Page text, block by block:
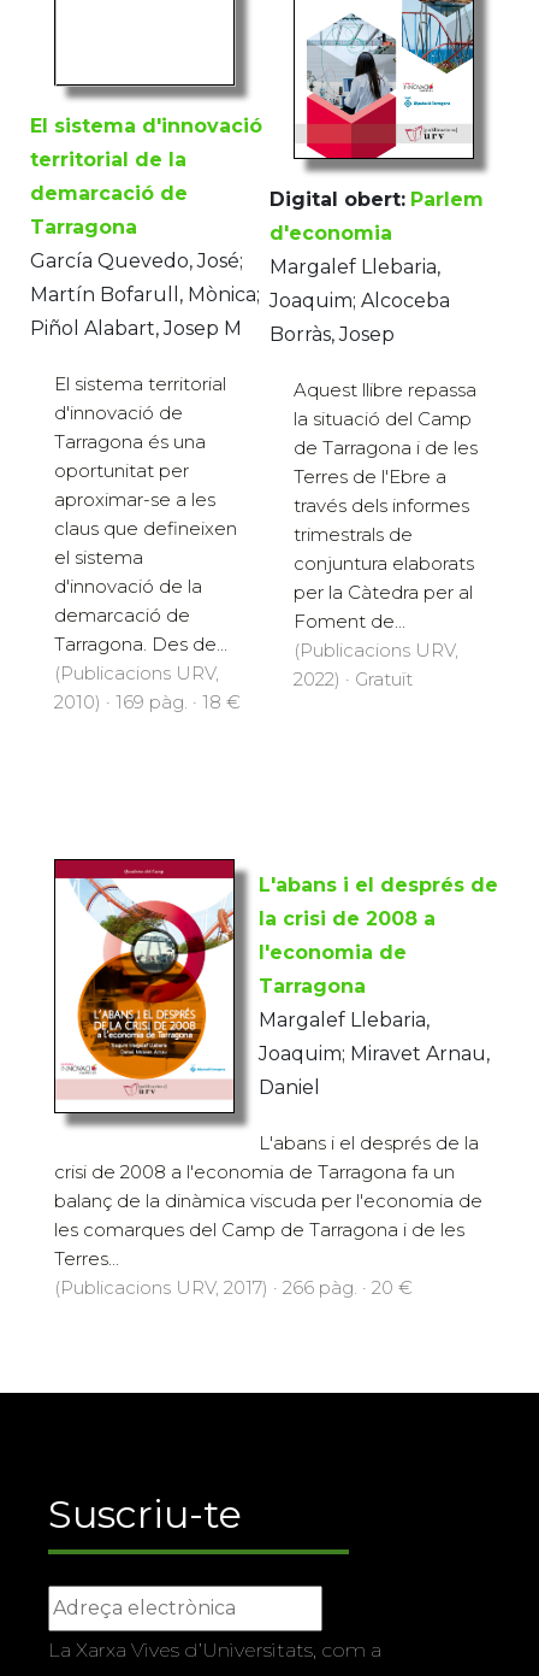
El sistema d'innovació
territorial de la
demarcació de
Tarragona
García Quevedo, José;
Martín Bofarull, Mònica;
Piñol Alabart, Josep M
El sistema territorial
d'innovació de
Tarragona és una
oportunitat per
aproximar-se a les
claus que defineixen
el sistema
d'innovació de la
demarcació de
Tarragona. Des de...
(Publicacions URV,
2010) · 169 pàg. · 18 €
Digital obert: Parlem
d'economia
Margalef Llebaria,
Joaquim; Alcoceba
Borràs, Josep
Aquest llibre repassa
la situació del Camp
de Tarragona i de les
Terres de l'Ebre a
través dels informes
trimestrals de
conjuntura elaborats
per la Càtedra per al
Foment de...
(Publicacions URV,
2022) · Gratuït
L'abans i el després de
la crisi de 2008 a
l'economia de
Tarragona
Margalef Llebaria,
Joaquim; Miravet Arnau,
Daniel
L'abans i el després de la
crisi de 2008 a l'economia de Tarragona fa un
balanç de la dinàmica viscuda per l'economia de
les comarques del Camp de Tarragona i de les
Terres...
(Publicacions URV, 2017) · 266 pàg. · 20 €
Suscriu-te
La Xarxa Vives d’Universitats, com a